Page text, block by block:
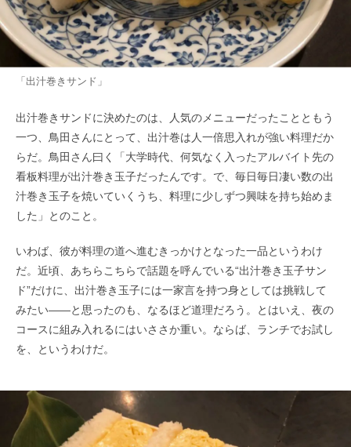
「出汁巻きサンド」
出汁巻きサンドに決めたのは、人気のメニューだったことともう
一つ、鳥田さんにとって、出汁巻は人一倍思入れが強い料理だか
らだ。鳥田さん曰く「大学時代、何気なく入ったアルバイト先の
看板料理が出汁巻き玉子だったんです。で、毎日毎日凄い数の出
汁巻き玉子を焼いていくうち、料理に少しずつ興味を持ち始めま
した」とのこと。
いわば、彼が料理の道へ進むきっかけとなった一品というわけ
だ。近頃、あちらこちらで話題を呼んでいる“出汁巻き玉子サン
ド”だけに、出汁巻き玉子には一家言を持つ身としては挑戦して
みたい――と思ったのも、なるほど道理だろう。とはいえ、夜の
コースに組み入れるにはいささか重い。ならば、ランチでお試し
を、というわけだ。